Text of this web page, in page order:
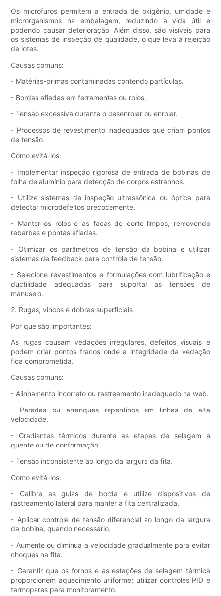
Os microfuros permitem a entrada de oxigênio, umidade e
microrganismos na embalagem, reduzindo a vida útil e
podendo causar deterioração. Além disso, são visíveis para
os sistemas de inspeção de qualidade, o que leva à rejeição
de lotes.
Causas comuns:
- Matérias-primas contaminadas contendo partículas.
- Bordas afiadas em ferramentas ou rolos.
- Tensão excessiva durante o desenrolar ou enrolar.
- Processos de revestimento inadequados que criam pontos
de tensão.
Como evitá-los:
- Implementar inspeção rigorosa de entrada de bobinas de
folha de alumínio para detecção de corpos estranhos.
- Utilize sistemas de inspeção ultrassônica ou óptica para
detectar microdefeitos precocemente.
- Manter os rolos e as facas de corte limpos, removendo
rebarbas e pontas afiadas.
- Otimizar os parâmetros de tensão da bobina e utilizar
sistemas de feedback para controle de tensão.
- Selecione revestimentos e formulações com lubrificação e
ductilidade adequadas para suportar as tensões de
manuseio.
2. Rugas, vincos e dobras superficiais
Por que são importantes:
As rugas causam vedações irregulares, defeitos visuais e
podem criar pontos fracos onde a integridade da vedação
fica comprometida.
Causas comuns:
- Alinhamento incorreto ou rastreamento inadequado na web.
- Paradas ou arranques repentinos em linhas de alta
velocidade.
- Gradientes térmicos durante as etapas de selagem a
quente ou de conformação.
- Tensão inconsistente ao longo da largura da fita.
Como evitá-los:
- Calibre as guias de borda e utilize dispositivos de
rastreamento lateral para manter a fita centralizada.
- Aplicar controle de tensão diferencial ao longo da largura
da bobina, quando necessário.
- Aumente ou diminua a velocidade gradualmente para evitar
choques na fita.
- Garantir que os fornos e as estações de selagem térmica
proporcionem aquecimento uniforme; utilizar controles PID e
termopares para monitoramento.